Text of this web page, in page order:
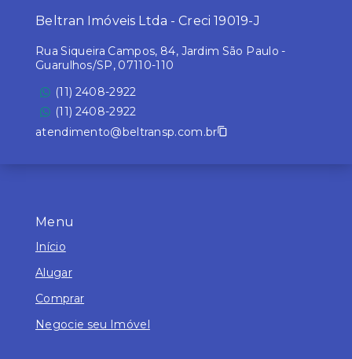
Menu
Início
Alugar
Comprar
Negocie seu Imóvel
Beltran Imóveis Ltda - Creci 19019-J
Rua Siqueira Campos, 84, Jardim São Paulo -
Guarulhos/SP, 07110-110
(11) 2408-2922
(11) 2408-2922
atendimento@beltransp.com.br